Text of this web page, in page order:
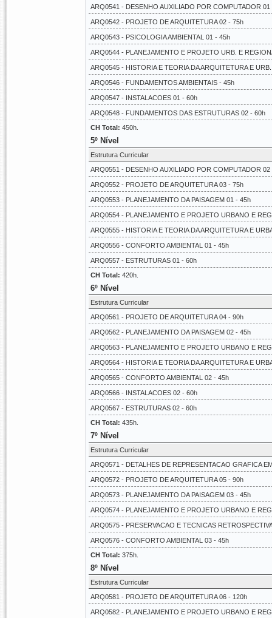
ARQ0541 - DESENHO AUXILIADO POR COMPUTADOR 01
ARQ0542 - PROJETO DE ARQUITETURA 02 - 75h
ARQ0543 - PSICOLOGIA AMBIENTAL 01 - 45h
ARQ0544 - PLANEJAMENTO E PROJETO URB. E
ARQ0545 - HISTORIA E TEORIA DA ARQUITETURA E
ARQ0546 - FUNDAMENTOS AMBIENTAIS - 45h
ARQ0547 - INSTALACOES 01 - 60h
ARQ0548 - FUNDAMENTOS DAS ESTRUTURAS 02 - 60h
CH Total: 450h.
5º Nível
Estrutura Curricular
ARQ0551 - DESENHO AUXILIADO POR COMPUTADOR 02
ARQ0552 - PROJETO DE ARQUITETURA 03 - 75h
ARQ0553 - PLANEJAMENTO DA PAISAGEM 01 - 45h
ARQ0554 - PLANEJAMENTO E PROJETO URBANO E
ARQ0555 - HISTORIA E TEORIA DA ARQUITETURA E
ARQ0556 - CONFORTO AMBIENTAL 01 - 45h
ARQ0557 - ESTRUTURAS 01 - 60h
CH Total: 420h.
6º Nível
Estrutura Curricular
ARQ0561 - PROJETO DE ARQUITETURA 04 - 90h
ARQ0562 - PLANEJAMENTO DA PAISAGEM 02 - 45h
ARQ0563 - PLANEJAMENTO E PROJETO URBANO E
ARQ0564 - HISTORIA E TEORIA DA ARQUITETURA E
ARQ0565 - CONFORTO AMBIENTAL 02 - 45h
ARQ0566 - INSTALACOES 02 - 60h
ARQ0567 - ESTRUTURAS 02 - 60h
CH Total: 435h.
7º Nível
Estrutura Curricular
ARQ0571 - DETALHES DE REPRESENTACAO GRAFICA
ARQ0572 - PROJETO DE ARQUITETURA 05 - 90h
ARQ0573 - PLANEJAMENTO DA PAISAGEM 03 - 45h
ARQ0574 - PLANEJAMENTO E PROJETO URBANO E
ARQ0575 - PRESERVACAO E TECNICAS
ARQ0576 - CONFORTO AMBIENTAL 03 - 45h
CH Total: 375h.
8º Nível
Estrutura Curricular
ARQ0581 - PROJETO DE ARQUITETURA 06 - 120h
ARQ0582 - PLANEJAMENTO E PROJETO URBANO E